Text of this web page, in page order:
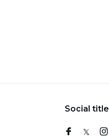
Social title